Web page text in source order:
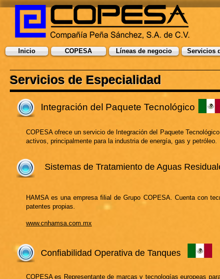
Inicio COPESA Líneas de negocio Servicios
Servicios de Especialidad
Integración del Paquete Tecnológico
COPESA ofrece un servicio de Integración del Paquete
activos, principalmente para la industria de energía, gas y petróleo.
Sistemas de Tratamiento de Aguas
HAMSA es una empresa filial de Grupo COPESA. Cuenta con
patentes propias.
www.cnhamsa.com.mx
Confiabilidad Operativa de Tanques
COPESA es Representante de marcas y tecnologías europeas